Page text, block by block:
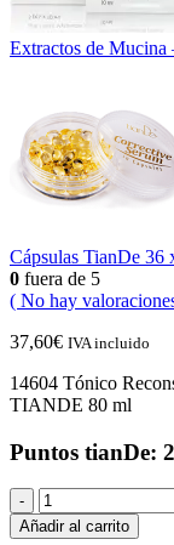
Extractos de
Cápsulas TianDe 36
0 fuera de 5
( No hay
37,60€ IVA incluido
14604 Tónico
TIANDE 80 ml
Puntos tianDe:
-
Añadir al carrito